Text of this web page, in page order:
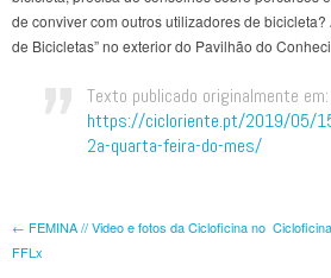
de conviver com outros utilizadores de
de Bicicletas” no exterior do Pavilhão do
Texto publicado originalmente em:
https://cicloriente.pt/2019/05/
2a-quarta-feira-do-mes/
Post navigation
← FEMINA // Video e fotos da Cicloficina no
FFLx